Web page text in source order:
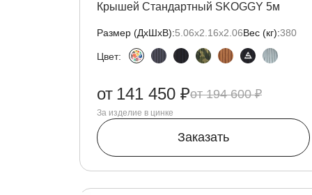
Крышей Стандартный SKOGGY 5м
Размер (ДxШxВ):5.06х2.16х2.06Вес (кг):380
Цвет:
194 600 ₽
от 141 450 ₽
За изделие в цинке
Заказать